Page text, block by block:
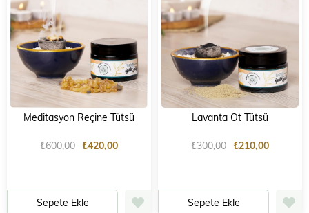
Meditasyon Reçine Tütsü
₺420,00
₺600,00
Sepete Ekle
Lavanta Ot Tütsü
₺210,00
₺300,00
Sepete Ekle